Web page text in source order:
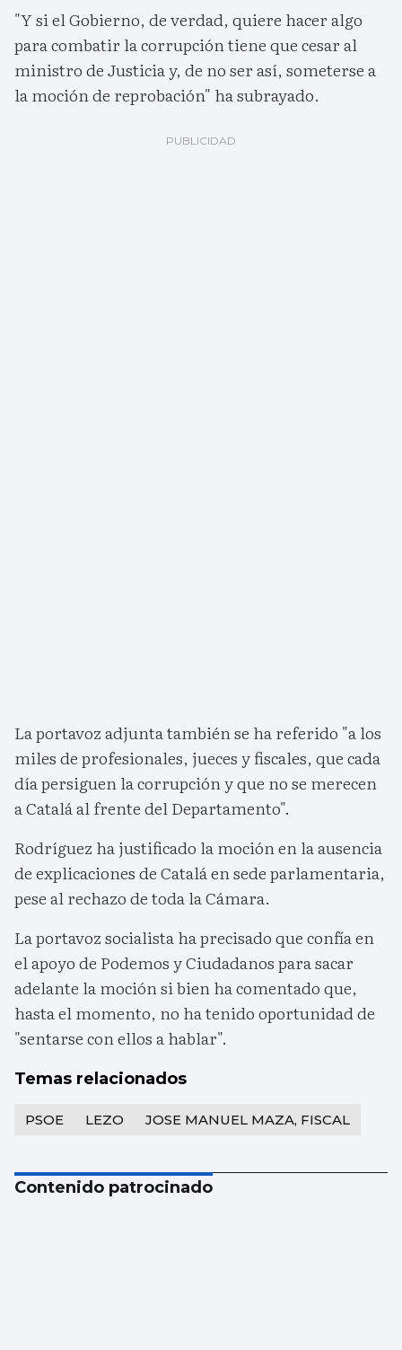
"Y si el Gobierno, de verdad, quiere hacer algo
para combatir la corrupción tiene que cesar al
ministro de Justicia y, de no ser así, someterse a
la moción de reprobación" ha subrayado.
La portavoz adjunta también se ha referido "a los
miles de profesionales, jueces y fiscales, que cada
día persiguen la corrupción y que no se merecen
a Catalá al frente del Departamento".
Rodríguez ha justificado la moción en la ausencia
de explicaciones de Catalá en sede parlamentaria,
pese al rechazo de toda la Cámara.
La portavoz socialista ha precisado que confía en
el apoyo de Podemos y Ciudadanos para sacar
adelante la moción si bien ha comentado que,
hasta el momento, no ha tenido oportunidad de
"sentarse con ellos a hablar".
Temas relacionados
PSOE LEZO JOSE MANUEL MAZA, FISCAL
Contenido patrocinado